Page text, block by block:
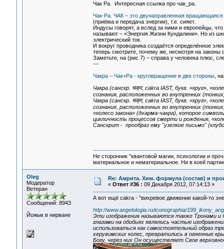
Чак Ра. Интересная ссылка про чак_ра.
Чак-Pа. ЧАК – это двунаправленная вращающаяся
(приёма и передача энергии), т.е. сияет.
Индусы говорят, а вслед за ними и европейцы,
называют – «Энергия Жизни Кундалини». Но из
электрический ток.
И вокруг проводника создаётся определённое
теперь смотрите, почему же, несмотря на законы
Заметьте, на (рис 7) – справа у человека плюс,
---
Чакра – Чак+Ра - круговращение в две стороны,
Чакра (санскр. चक्र, cakra IAST, букв. «круг»,
сознания, расположенных во внутренних
Чакра (санскр. चक्र, cakra IAST, букв. «круг»,
сознания, расположенных во внутренних
«колесо закона» (дхарма-чакра), которое
цикличность процессов смерти и рождения,
Санскрит - прообраз ему "узелкое письмо"
Не сторонник "квантовой магии, психологии и
материальное и нематериальное. Ни в коей
Oleg
Модератор
Ветеран
Сообщений: 8943
Йожык в нирване
Re: Амрита. Хим. формула (состав) и
« Ответ #36 : 09 Декабря 2012, 07:14:13 »
А вот ещё cakra - "вихревое движение какой-то
http://www.angelologia.ru/iconographia/
Эти изображения называются также Тронами и
глазами на ободьях являлись частью
использоваться как самостоятельный образ
херувимских колес, превратились в
Богу, через них Он осуществляет Свое